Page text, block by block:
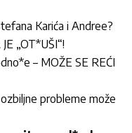
Karića i Andree?
„OT*UŠI“!
– MOŽE SE REĆI
probleme može